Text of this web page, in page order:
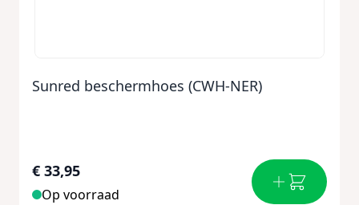
Sunred beschermhoes (CWH-NER)
€ 33,95
Op voorraad